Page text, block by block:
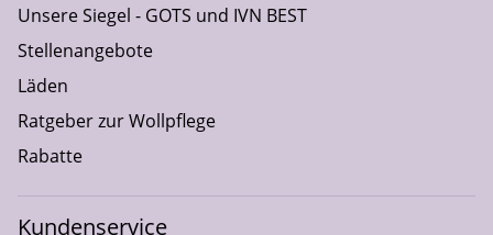
Unsere Siegel - GOTS und IVN BEST
Stellenangebote
Läden
Ratgeber zur Wollpflege
Rabatte
Kundenservice